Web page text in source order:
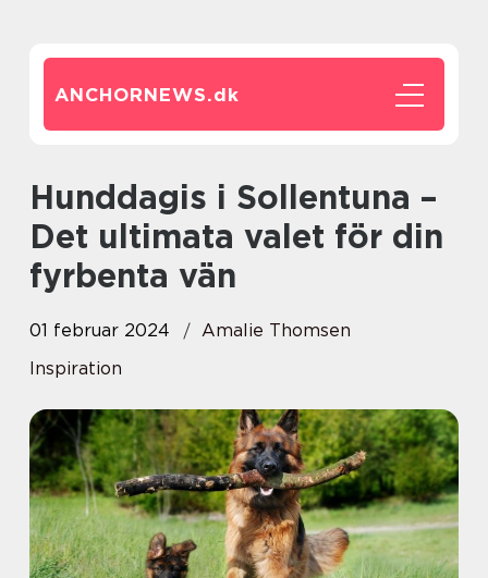
ANCHORNEWS.dk
Hunddagis i Sollentuna –
Det ultimata valet för din
fyrbenta vän
01 februar 2024
Amalie Thomsen
Inspiration